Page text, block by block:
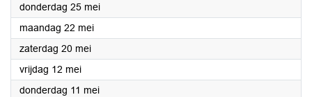
donderdag 25 mei2023
maandag 22 mei2023
zaterdag 20 mei2023
vrijdag 12 mei2023
donderdag 11 mei2023